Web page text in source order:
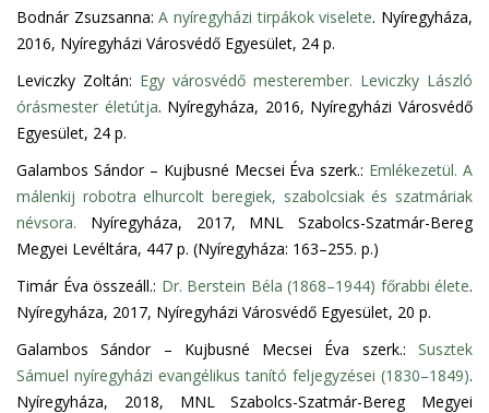
Bodnár Zsuzsanna:A nyíregyházi tirpákok viselete. Nyíregyháza,
2016, Nyíregyházi Városvédő Egyesület, 24 p.
Leviczky Zoltán: Egy városvédő mesterember. Leviczky László
órásmester életútja. Nyíregyháza, 2016, Nyíregyházi Városvédő
Egyesület, 24 p.
Galambos Sándor – Kujbusné Mecsei Éva szerk.: Emlékezetül. A
málenkij robotra elhurcolt beregiek, szabolcsiak és szatmáriak
névsora. Nyíregyháza, 2017, MNL Szabolcs-Szatmár-Bereg
Megyei Levéltára, 447 p. (Nyíregyháza: 163–255. p.)
Timár Éva összeáll.: Dr. Berstein Béla (1868–1944) főrabbi élete.
Nyíregyháza, 2017, Nyíregyházi Városvédő Egyesület, 20 p.
Galambos Sándor – Kujbusné Mecsei Éva szerk.: Susztek
Sámuel nyíregyházi evangélikus tanító feljegyzései (1830–1849).
Nyíregyháza, 2018, MNL Szabolcs-Szatmár-Bereg Megyei